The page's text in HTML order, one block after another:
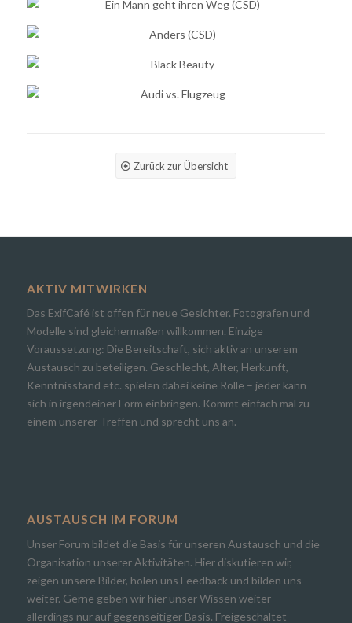
Zurück zur Übersicht
AKTIV MITWIRKEN
Das ExifCafé ist offen für neue Gesichter. Fotografen und
Modelle sind gleichermaßen willkommen. Einzige
Voraussetzung: Die Bereitschaft, sich aktiv an unserem
Austausch zu beteiligen. Geschlecht, Alter, Herkunft,
Kenntnisstand etc. spielen dabei keine Rolle – jeder kann
sich in irgendeiner Form einbringen. Kommt einfach mal zu
einem unserer Treffen und sprecht uns an.
AUSTAUSCH IM FORUM
Unser Forum bildet die Basis für unseren Austausch und die
Organisation unserer Aktivitäten. Hier diskutieren wir,
zeigen unsere Bilder, holen uns Feedback und bilden uns
weiter. Gerne geben wir hier unser Wissen weiter –
allerdings nur auf gegenseitiger Basis. Freigeschaltet